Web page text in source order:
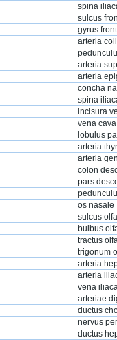
spina
sulcus
gyrus
arteria
arteria
arteria
concha
spina
incisura
vena
lobulus
arteria
arteria
colon
pars
os nasale
sulcus
bulbus
tractus
trigonum
arteria
arteria
vena
arteriae
ductus
nervus
ductus